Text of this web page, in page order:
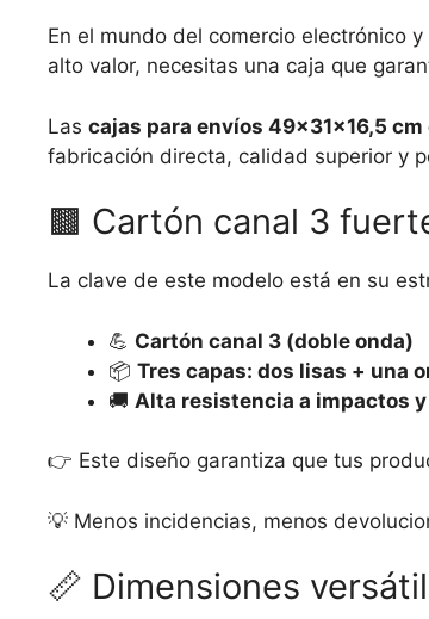
En el mundo del comercio electrónico
alto valor, necesitas una caja que
Las cajas para envíos 49x31x16,5
fabricación directa, calidad superior y
🟫 Cartón canal 3
La clave de este modelo está en su
💪 Cartón canal 3 (doble onda)
📦 Tres capas: dos lisas + una
🚚 Alta resistencia a impactos
👉 Este diseño garantiza que tus
💡 Menos incidencias, menos
📏 Dimensiones